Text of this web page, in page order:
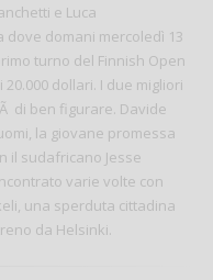
e Luca
domani mercoledì 13
turno del Finnish Open
dollari. I due migliori
di ben figurare. Davide
la giovane promessa
il sudafricano Jesse
varie volte con
una sperduta cittadina
da Helsinki.